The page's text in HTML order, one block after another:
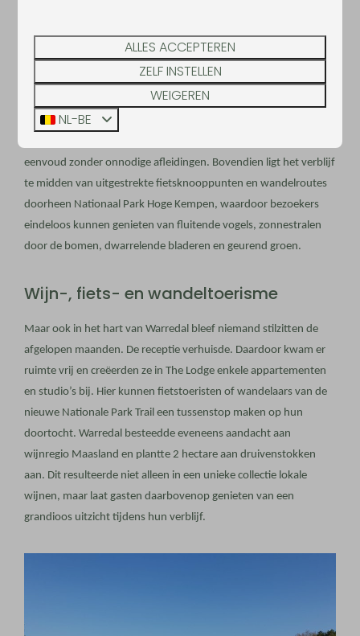
Digital detox
Het back-to-nature-concept van Warredal biedt een digitale
eenvoud zonder onnodige afleidingen. Bovendien ligt het verblijf
te midden van uitgestrekte fietsknooppunten en wandelroutes
doorheen Nationaal Park Hoge Kempen, waardoor bezoekers
eindeloos kunnen genieten van fluitende vogels, zonnestralen
door de bomen, dwarrelende bladeren en geurend groen.
Wijn-, fiets- en wandeltoerisme
Maar ook in het hart van Warredal bleef niemand stilzitten de
afgelopen maanden. De receptie verhuisde. Daardoor kwam er
ruimte vrij en creëerden ze in The Lodge enkele appartementen
en studio’s bij. Hier kunnen fietstoeristen of wandelaars van de
nieuwe Nationale Park Trail een tussenstop maken op hun
doortocht. Warredal besteedde eveneens aandacht aan
wijnregio Maasland en plantte 2 hectare aan druivenstokken
aan. Dit resulteerde niet alleen in een unieke collectie lokale
wijnen, maar laat gasten daarbovenop genieten van een
grandioos uitzicht tijdens hun verblijf.
ALLES ACCEPTEREN
ZELF INSTELLEN
WEIGEREN
NL-BE